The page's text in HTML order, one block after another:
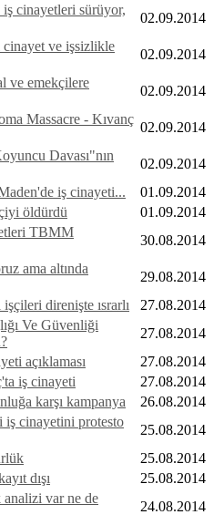
cinayetleri sürüyor,
02.09.2014
cinayet ve işsizlikle
02.09.2014
ve emekçilere
02.09.2014
Massacre - Kıvanç
02.09.2014
Davası"nın
02.09.2014
iş cinayeti...
01.09.2014
öldürdü
01.09.2014
TBMM
30.08.2014
ama altında
29.08.2014
direnişte ısrarlı
27.08.2014
Ve Güvenliği
27.08.2014
açıklaması
27.08.2014
iş cinayeti
27.08.2014
karşı kampanya
26.08.2014
cinayetini protesto
25.08.2014
25.08.2014
dışı
25.08.2014
var ne de
24.08.2014